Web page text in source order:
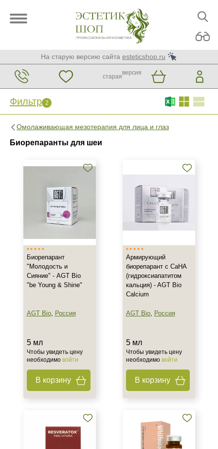
На старую версию сайта esteticshop.ru
старая
версия
Фильтр 2
Омолаживающая мезотерапия для лица и глаз
Биорепаранты для шеи
Фильтр 2 Сброс
Resveratox
Венгрия
Испания
Показать еще
Тип товара
Активатор
Показать еще
Тип кожи
Все типы кожи
Жирная
Биорепарант
"Молодость и
Сияние" - AGT Bio
"be Young & Shine"
AGT Bio, Россия
5 мл
Чтобы увидеть цену
необходимо войти
В корзину
Армирующий
биорепарант с CaHA
(гидроксиапатитом
кальция) - AGT Bio
Calcium
AGT Bio, Россия
5 мл
Чтобы увидеть цену
необходимо войти
В корзину